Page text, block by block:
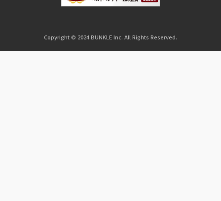
Copyright © 2024 BUNKLE Inc. All Rights Reserved.